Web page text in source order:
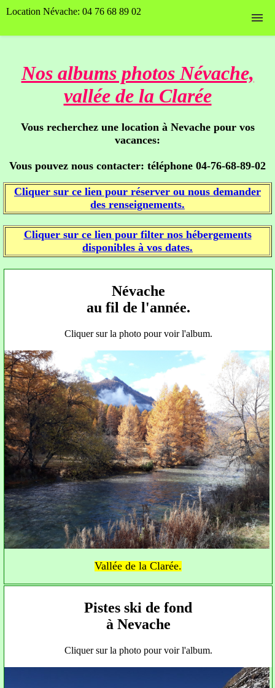
Location Névache: 04 76 68 89 02
Nos hébergements
Planning et tarifs
Contact
Nos photos
Page Facebook
Nos albums photos Névache,
vallée de la Clarée
Vous recherchez une location à Nevache pour vos
vacances:
Vous pouvez nous contacter: téléphone 04-76-68-89-02
Cliquer sur ce lien pour réserver ou nous demander
des renseignements.
Cliquer sur ce lien pour filter nos hébergements
disponibles à vos dates.
Névache
au fil de l'année.
Cliquer sur la photo pour voir l'album.
Vallée de la Clarée.
Pistes ski de fond
à Nevache
Cliquer sur la photo pour voir l'album.